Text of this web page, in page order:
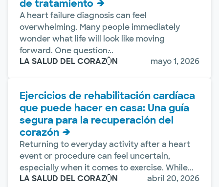
de tratamiento
A heart failure diagnosis can feel
overwhelming. Many people immediately
wonder what life will look like moving
forward. One question...
LA SALUD DEL CORAZÓN
mayo 1, 2026
Ejercicios de rehabilitación cardíaca
que puede hacer en casa: Una guía
segura para la recuperación del
corazón
Returning to everyday activity after a heart
event or procedure can feel uncertain,
especially when it comes to exercise. While...
LA SALUD DEL CORAZÓN
abril 20, 2026